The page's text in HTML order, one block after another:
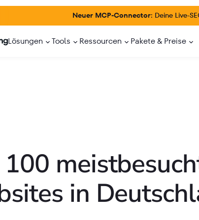
Neuer MCP-Connector: Deine Live-
Lösungen Tools Ressourcen Pakete & Preise
in